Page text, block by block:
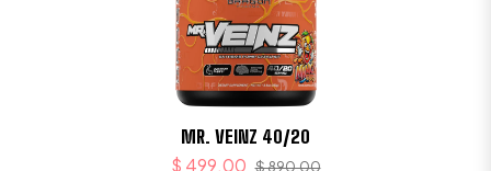
MR. VEINZ 40/20
$ 499.00 $ 890.00